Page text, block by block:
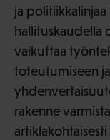
ja politiikkalinjaa
hallituskaudella
vaikuttaa
toteutumiseen
rakenne